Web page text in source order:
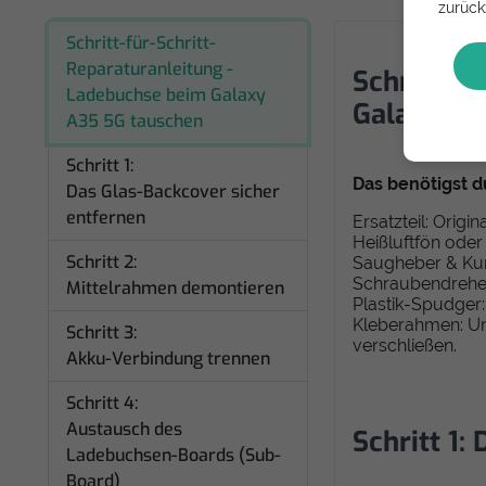
Schritt-für-Schritt-
Reparaturanleitung -
Ladebuchse beim Galaxy
A35 5G tauschen
Schritt 1:
Das Glas-Backcover sicher
entfernen
Schritt 2:
Mittelrahmen demontieren
Schritt 3:
Akku-Verbindung trennen
Schritt 4:
Austausch des
Ladebuchsen-Boards (Sub-
Board)
Schritt-
Galaxy
Das benötigst
Ersatzteil:
Heißluftfön
Saugheber &
Plastik-
Kleberahmen:
verschließen.
Schritt 1: